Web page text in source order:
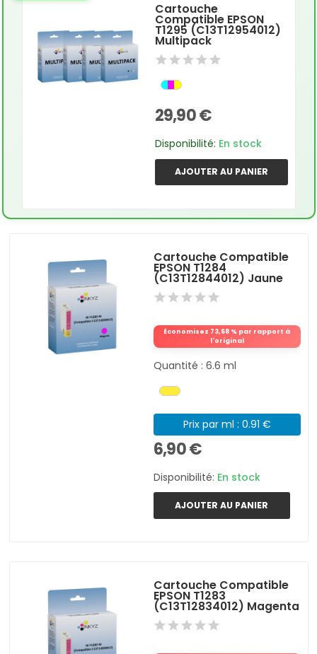
Cartouche
Compatible EPSON
T1295 (C13T12954012)
Multipack
29,90 €
Disponibilité: En stock
AJOUTER AU PANIER
Cartouche Compatible
EPSON T1284
(C13T12844012) Jaune
Économisez 73,68 % par rapport à
l'original
Quantité : 6.6 ml
Prix par ml : 0.91 €
6,90 €
Disponibilité: En stock
AJOUTER AU PANIER
Cartouche Compatible
EPSON T1283
(C13T12834012) Magenta